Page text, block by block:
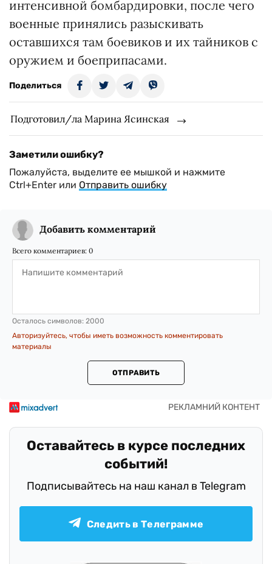
интенсивной бомбардировки, после чего
военные принялись разыскивать
оставшихся там боевиков и их тайников с
оружием и боеприпасами.
Поделиться
Подготовил/ла Марина Ясинская
Заметили ошибку?
Пожалуйста, выделите ее мышкой и нажмите
Ctrl+Enter или Отправить ошибку
Добавить комментарий
Всего комментариев: 0
Осталось символов: 2000
Авторизуйтесь, чтобы иметь возможность комментировать
материалы
ОТПРАВИТЬ
Оставайтесь в курсе последних
событий!
Подписывайтесь на наш канал в Telegram
Следить в Телеграмме